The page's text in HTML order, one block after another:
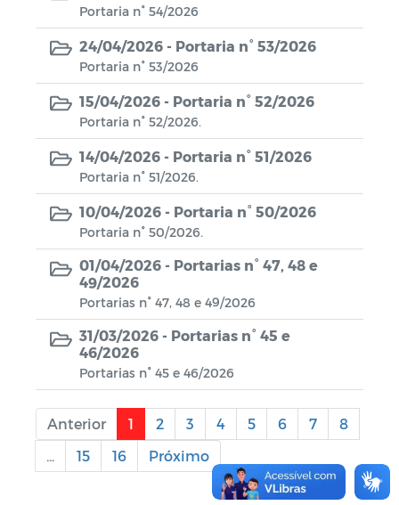
Portaria n° 54/2026
24/04/2026 - Portaria n° 53/2026
Portaria n° 53/2026
15/04/2026 - Portaria n° 52/2026
Portaria n° 52/2026.
14/04/2026 - Portaria n° 51/2026
Portaria n° 51/2026.
10/04/2026 - Portaria n° 50/2026
Portaria n° 50/2026.
01/04/2026 - Portarias n° 47, 48 e
49/2026
Portarias n° 47, 48 e 49/2026
31/03/2026 - Portarias n° 45 e
46/2026
Portarias n° 45 e 46/2026
Anterior 1 2 3 4 5 6 7
8
...
15 16 Próximo